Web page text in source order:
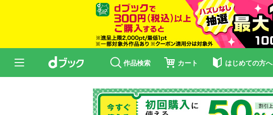
作品検索 カート はじめての方へ